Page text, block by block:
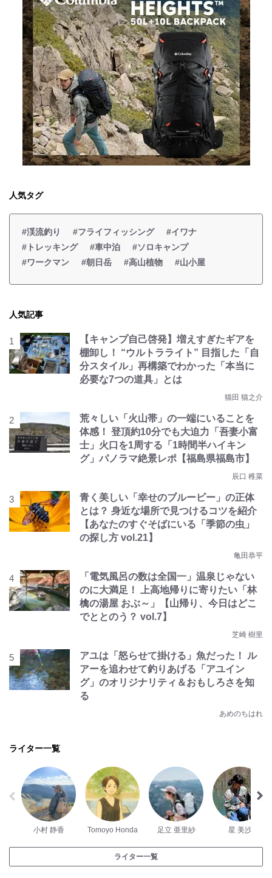
人気タグ
#渓流釣り #フライフィッシング
#イワナ
#トレッキング
#車中泊
#ソロキャンプ
#ワークマン
#朝日岳 #高山植物 #山小屋
人気記事
【キャンプ自己啓発】増えすぎたギアを
棚卸し！ “ウルトラライト” 目指した「自
分スタイル」再構築でわかった「本当に
必要な7つの道具」とは
猫田 猫之介
荒々しい「火山帯」の一端にいることを
体感！ 登頂約10分でも大迫力「吾妻小富
士」火口を1周する「1時間半ハイキン
グ」パノラマ絶景レポ【福島県福島市】
辰口 稚菜
青く美しい「幸せのブルービー」の正体
とは？ 身近な場所で見つけるコツを紹介
【あなたのすぐそばにいる「季節の虫」
の探し方 vol.21】
亀田恭平
「電気風呂の数は全国一」温泉じゃない
のに大満足！ 上高地帰りに寄りたい「林
檎の湯屋 おぶ～」【山帰り、今日はどこ
でととのう？ vol.7】
芝崎 樹里
アユは「怒らせて掛ける」魚だった！ ル
アーを追わせて釣りあげる「アユイン
グ」のオリジナリティ＆おもしろさを知
る
あめのちはれ
ライター一覧
小村 静香 Tomoyo Honda 足立 亜里紗 星 美沙
ライター一覧